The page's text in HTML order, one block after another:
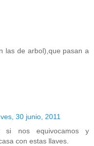
las de arbol),que pasan a
30 junio, 2011
si nos equivocamos y
con estas llaves.